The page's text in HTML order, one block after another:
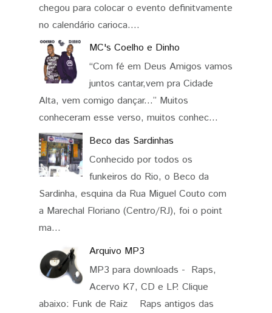
chegou para colocar o evento definitvamente
no calendário carioca....
MC's Coelho e Dinho
“Com fé em Deus Amigos vamos
juntos cantar,vem pra Cidade
Alta, vem comigo dançar...” Muitos
conheceram esse verso, muitos conhec...
Beco das Sardinhas
Conhecido por todos os
funkeiros do Rio, o Beco da
Sardinha, esquina da Rua Miguel Couto com
a Marechal Floriano (Centro/RJ), foi o point
ma...
Arquivo MP3
MP3 para downloads - Raps,
Acervo K7, CD e LP. Clique
abaixo: Funk de Raiz Raps antigos das